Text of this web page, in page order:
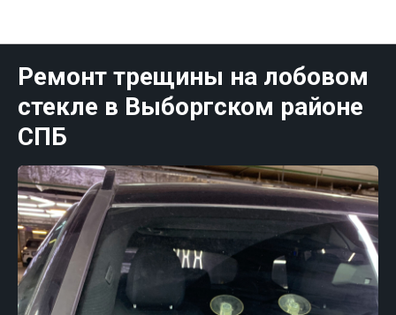
Ремонт трещины на лобовом
стекле в Выборгском районе
СПБ